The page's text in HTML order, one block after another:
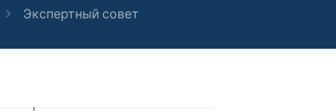
Экспертный совет